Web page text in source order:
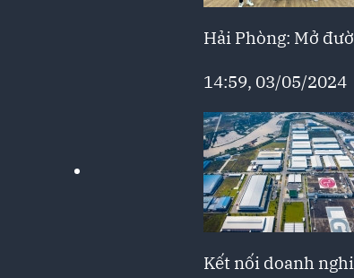
Hải Phòng: Mở
14:59, 03/05/2024
Kết nối doanh